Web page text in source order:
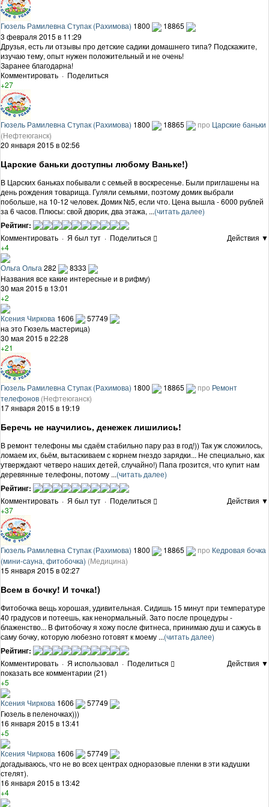
Гюзель Рамилевна Ступак (Рахимова) 1800
18865
3 февраля 2015 в 11:29
Друзья, есть ли отзывы про детские садики домашнего типа? Подскажите,
изучаю тему, опыт нужен положительный и не очень!
Заранее благодарна!
Комментировать · Поделиться
+27
Гюзель Рамилевна Ступак (Рахимова) 1800 18865 про Царские баньки
(Нефтеюганск)
20 января 2015 в 02:56
Царские баньки доступны любому Ваньке!)
В Царских баньках побывали с семьей в воскресенье. Были приглашены на
день рождения товарища. Гуляли семьями, поэтому домик выбрали
побольше, на 10-12 человек. Домик №5, если что. Цена вышла - 6000 рублей
за 6 часов. Плюсы: свой дворик, два этажа, ...(читать далее)
Рейтинг:
Комментировать · Я был тут · Поделиться
Действия ▼
+4
Ольга Ольга 282
8333
Названия все какие интересные и в рифму)
30 мая 2015 в 13:01
+2
Ксения Чиркова 1606
57749
на это Гюзель мастерица)
30 мая 2015 в 22:28
+21
Гюзель Рамилевна Ступак (Рахимова) 1800 18865 про Ремонт
телефонов (Нефтеюганск)
17 января 2015 в 19:19
Беречь не научились, денежек лишились!
В ремонт телефоны мы сдаём стабильно пару раз в год!)) Так уж сложилось,
ломаем их, бьём, вытаскиваем с корнем гнездо зарядки... Не специально, как
утверждают четверо наших детей, случайно!) Папа грозится, что купит нам
деревянные телефоны, потому ...(читать далее)
Рейтинг:
Комментировать · Я был тут · Поделиться
Действия ▼
+37
Гюзель Рамилевна Ступак (Рахимова) 1800 18865 про Кедровая бочка
(мини-сауна, фитобочка) (Медицина)
15 января 2015 в 02:27
Всем в бочку! И точка!)
Фитобочка вещь хорошая, удивительная. Сидишь 15 минут при температуре
40 градусов и потеешь, как ненормальный. Зато после процедуры -
блаженство... В фитобочку я хожу после фитнеса, принимаю душ и сажусь в
саму бочку, которую любезно готовят к моему ...(читать далее)
Рейтинг:
Комментировать · Я использовал · Поделиться
Действия ▼
показать все комментарии (21)
+5
Ксения Чиркова 1606
57749
Гюзель в пеленочках)))
16 января 2015 в 13:41
+5
Ксения Чиркова 1606
57749
догадываюсь, что не во всех центрах одноразовые пленки в эти кадушки
стелят).
16 января 2015 в 13:42
+4